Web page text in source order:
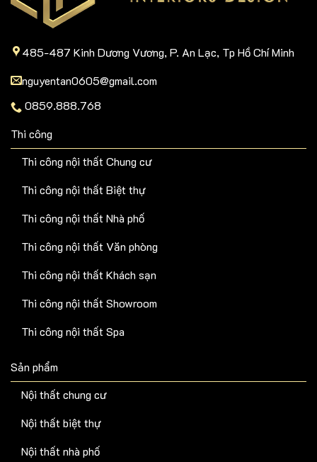
485-487 Kinh Dương Vương, P. An Lạc, Tp Hồ Chí Minh
nguyentan0605@gmail.com
0859.888.768
Thi công
Thi công nội thất Chung cư
Thi công nội thất Biệt thự
Thi công nội thất Nhà phố
Thi công nội thất Văn phòng
Thi công nội thất Khách sạn
Thi công nội thất Showroom
Thi công nội thất Spa
Sản phẩm
Nội thất chung cư
Nội thất biệt thự
Nội thất nhà phố